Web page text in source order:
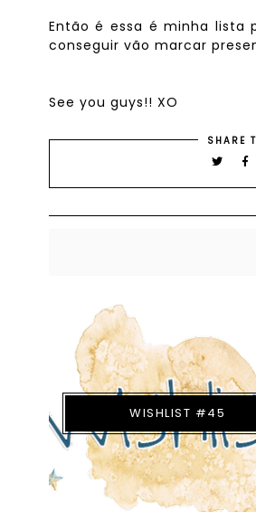
Então é essa é minha lista
conseguir vão marcar
See you guys!! XO
SHARE
WISHLIST #45